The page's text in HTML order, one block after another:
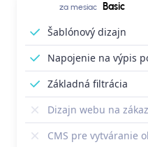
za mesiac Basic
Šablónový dizajn
Napojenie na výpis
Základná filtrácia
Dizajn webu na
CMS pre vytváranie